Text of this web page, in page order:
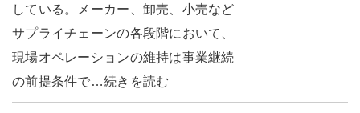
している。メーカー、卸売、小売など
サプライチェーンの各段階において、
現場オペレーションの維持は事業継続
の前提条件で…続きを読む